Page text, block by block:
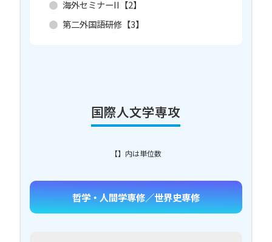
海外セミナーII【2】
第二外国語研修【3】
国際人文学専攻
【】内は単位数
哲学・人間学専修／世界史専修